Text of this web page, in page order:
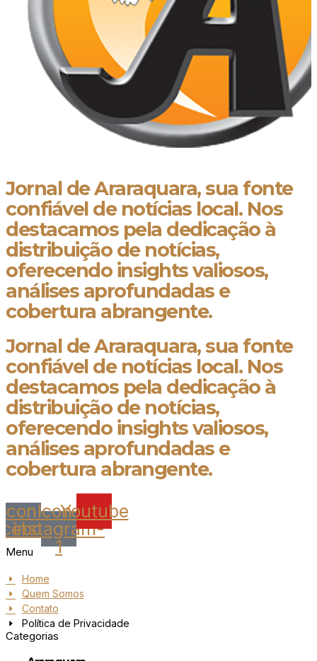
Jornal de Araraquara, sua fonte
confiável de notícias local. Nos
destacamos pela dedicação à
distribuição de notícias,
oferecendo insights valiosos,
análises aprofundadas e
cobertura abrangente.
Jornal de Araraquara, sua fonte
confiável de notícias local. Nos
destacamos pela dedicação à
distribuição de notícias,
oferecendo insights valiosos,
análises aprofundadas e
cobertura abrangente.
Icon-Icon-
instagram-
1
Youtube
Menu
Home
Quem Somos
Contato
Política de Privacidade
Categorias